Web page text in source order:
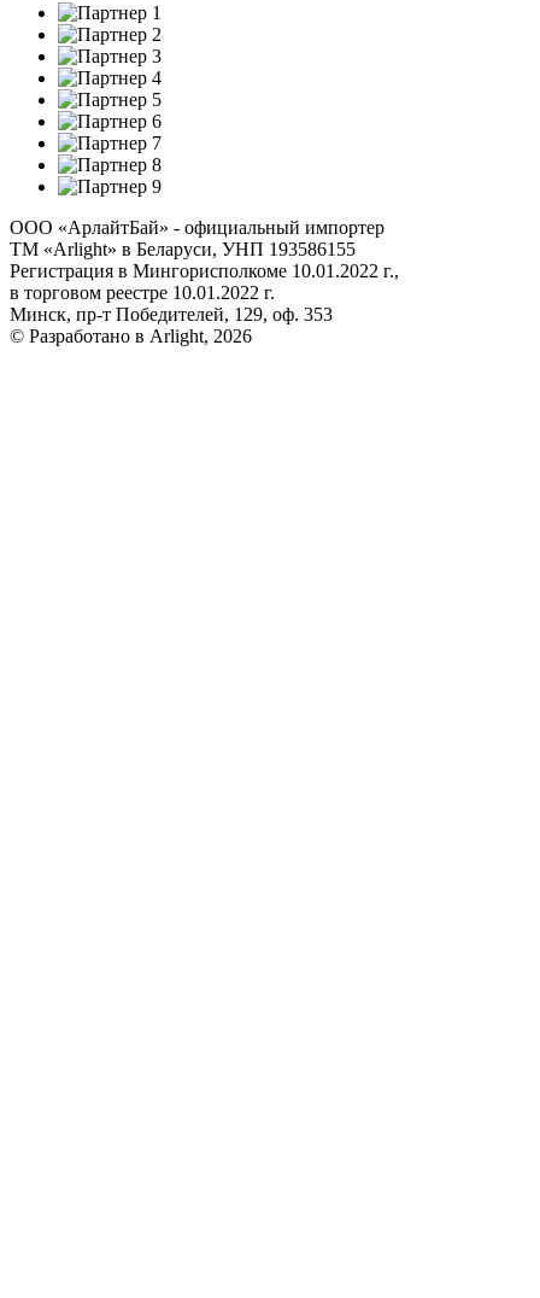
ООО «АрлайтБай» - официальный импортер
ТМ «Arlight» в Беларуси, УНП 193586155
Регистрация в Мингорисполкоме 10.01.2022 г.,
в торговом реестре 10.01.2022 г.
Минск, пр-т Победителей, 129, оф. 353
© Разработано в Arlight, 2026